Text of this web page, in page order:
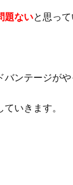
題ないと思って
ンテージがや
いきます。